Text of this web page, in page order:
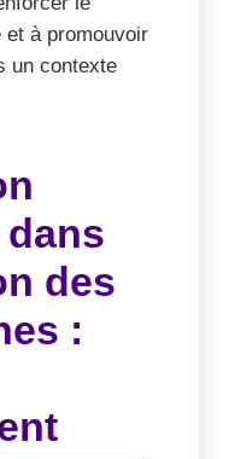
et à promouvoir
un contexte
des
: